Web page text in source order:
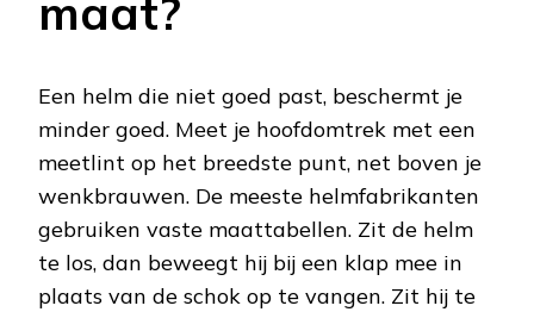
maat?
Een helm die niet goed past, beschermt je
minder goed. Meet je hoofdomtrek met een
meetlint op het breedste punt, net boven je
wenkbrauwen. De meeste helmfabrikanten
gebruiken vaste maattabellen. Zit de helm
te los, dan beweegt hij bij een klap mee in
plaats van de schok op te vangen. Zit hij te